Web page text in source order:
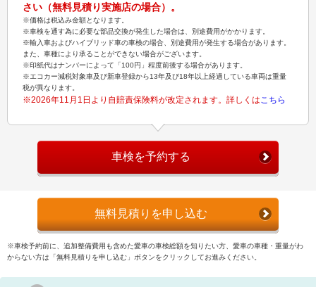
さい（無料見積り実施店の場合）。
※価格は税込み金額となります。
※車検を通す為に必要な部品交換が発生した場合は、別途費用がかかります。
※輸入車およびハイブリッド車の車検の場合、別途費用が発生する場合があります。
また、車種により承ることができない場合がございます。
※印紙代はナンバーによって「100円」程度前後する場合があります。
※エコカー減税対象車及び新車登録から13年及び18年以上経過している車両は重量
税が異なります。
※2026年11月1日より自賠責保険料が改定されます。詳しくは こちら
車検を予約する
無料見積りを申し込む
※車検予約前に、追加整備費用も含めた愛車の車検総額を知りたい方、愛車の車種・重量がわ
からない方は「無料見積りを申し込む」ボタンをクリックしてお進みください。